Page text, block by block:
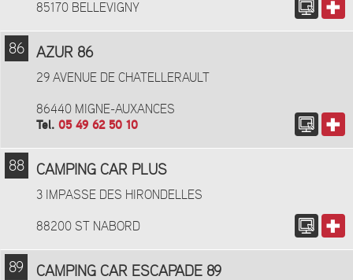
85170 BELLEVIGNY
86 AZUR 86
29 AVENUE DE CHATELLERAULT
86440 MIGNE-AUXANCES
Tel. 05 49 62 50 10
88 CAMPING CAR PLUS
3 IMPASSE DES HIRONDELLES
88200 ST NABORD
89 CAMPING CAR ESCAPADE 89